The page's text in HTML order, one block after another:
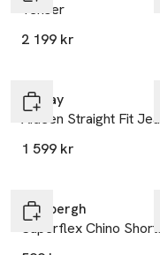
Tenser
2 199 kr
Replay
Aideen Straight Fit
1 599 kr
Lindbergh
Superflex Chino